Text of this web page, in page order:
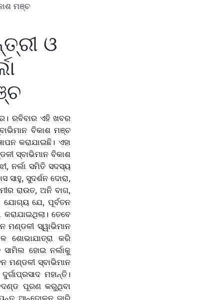
ମଞ୍ଚ
ଓ
ରବିବାର ଏହି ଖବର
ବିକାଶ ମଞ୍ଚ
କରାଯାଇଛି। ଏହା
ସ୍ବାଭିମାନ ବିକାଶ
ନର୍ଲା ସମିତି ସଦସ୍ୟ
ସାହୁ, ସୁଦର୍ଶନ ଦୋରା,
ରାଉତ, ଅନି ବାଗ,
ଯୋଗ୍ୟ ଯେ, ପୂର୍ବତନ
ତେବେ
ମଣ୍ଡଳୀ ସ୍ୱାଭିମାନ
ଶୋଭାଯାତ୍ରା କରି
ହୋଇ ନର୍ଲାକୁ
ମଣ୍ଡଳୀ ସ୍ବାଭିମାନ
ମହାନ୍ତି।
ପୂରଣ କରୁଥିବା
ଆନ୍ଦୋଳନ ଜାରି